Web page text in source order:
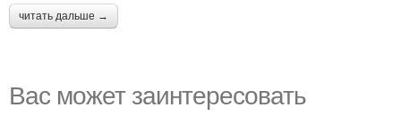
читать дальше →
Вас может заинтересовать